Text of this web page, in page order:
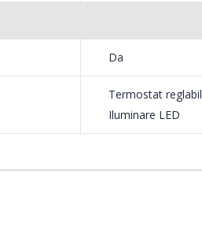
Da
Termostat reglabil
Iluminare LED